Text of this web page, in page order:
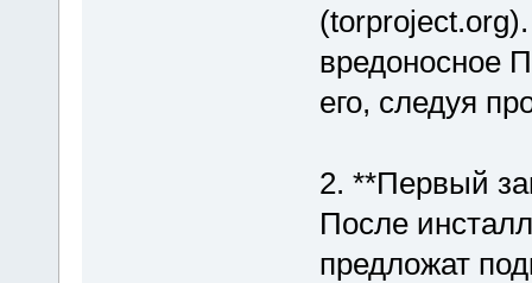
вредоносное
его, следуя
2. **Первый
После
предложат